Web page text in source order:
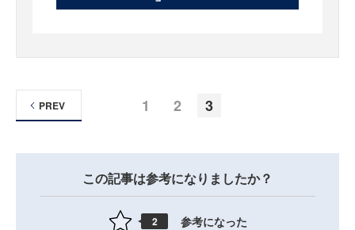
1 2 3
PREV
この記事は参考になりましたか？
2 参考になった